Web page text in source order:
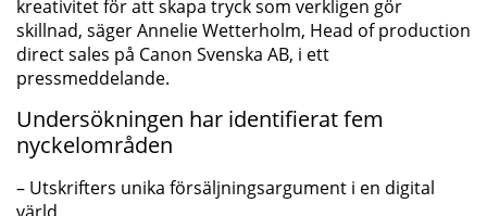
kreativitet för att skapa tryck som verkligen gör
skillnad, säger Annelie Wetterholm, Head of production
direct sales på Canon Svenska AB, i ett
pressmeddelande.
Undersökningen har identifierat fem
nyckelområden
– Utskrifters unika försäljningsargument i en digital